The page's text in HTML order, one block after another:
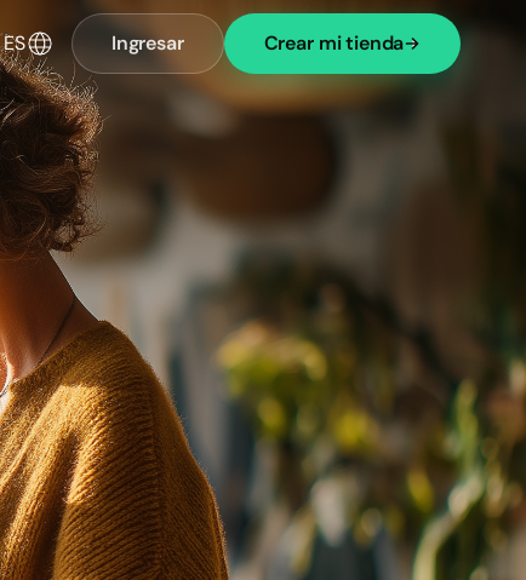
ES Ingresar Crear mi tienda